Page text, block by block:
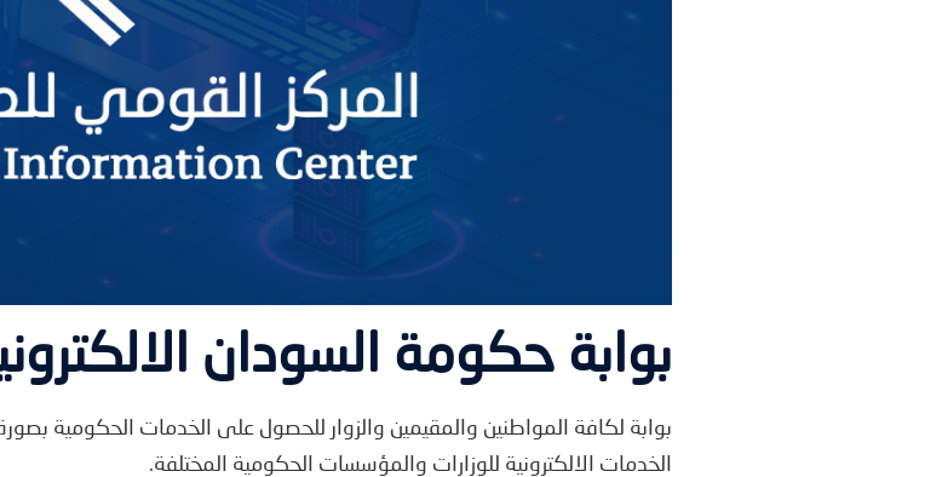
بوابة حكومة السودان
بوابة لكافة المواطنين والمقيمين والزوار للحصول على الخدمات الحكومية
الخدمات الالكترونية للوزارات والمؤسسات الحكومية المختلفة.